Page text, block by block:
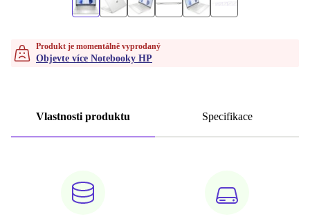
Produkt je momentálně vyprodaný
Objevte více Notebooky HP
Vlastnosti produktu Specifikace